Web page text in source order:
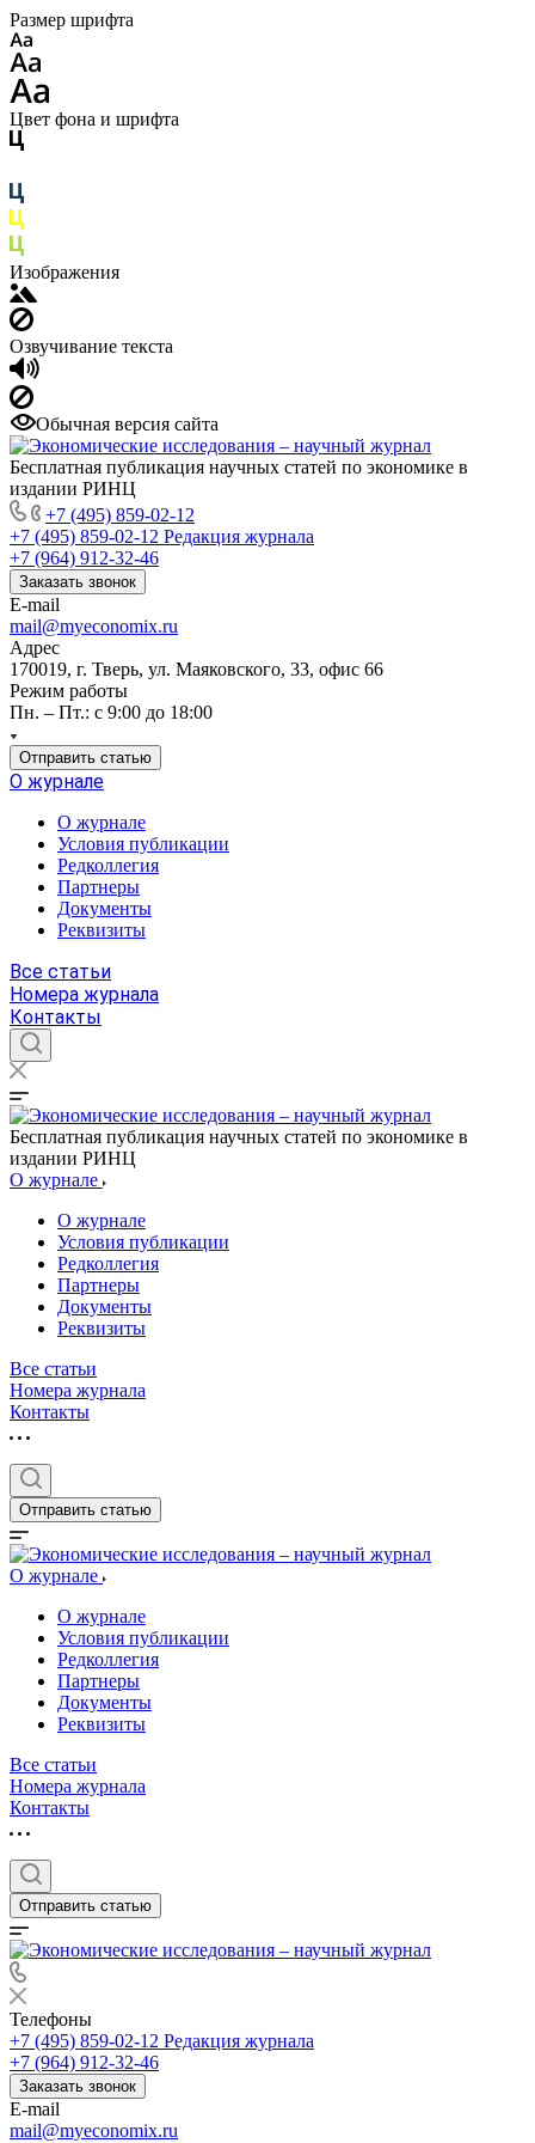
Размер шрифта
Цвет фона и шрифта
Изображения
Озвучивание текста
Обычная версия сайта
Бесплатная публикация научных статей по экономике в
издании РИНЦ
+7 (495) 859-02-12
+7 (495) 859-02-12 Редакция журнала
+7 (964) 912-32-46
Заказать звонок
E-mail
mail@myeconomix.ru
Адрес
170019, г. Тверь, ул. Маяковского, 33, офис 66
Режим работы
Пн. – Пт.: с 9:00 до 18:00
Отправить статью
О журнале
О журнале
Условия публикации
Редколлегия
Партнеры
Документы
Реквизиты
Все статьи
Номера журнала
Контакты
Бесплатная публикация научных статей по экономике в
издании РИНЦ
О журнале
О журнале
Условия публикации
Редколлегия
Партнеры
Документы
Реквизиты
Все статьи
Номера журнала
Контакты
Отправить статью
О журнале
О журнале
Условия публикации
Редколлегия
Партнеры
Документы
Реквизиты
Все статьи
Номера журнала
Контакты
Отправить статью
Телефоны
+7 (495) 859-02-12 Редакция журнала
+7 (964) 912-32-46
Заказать звонок
E-mail
mail@myeconomix.ru